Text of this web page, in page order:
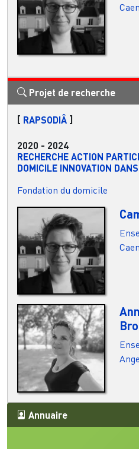
Caen
Projet de recherche
[ RAPSODIÂ ]
2020 - 2024
RECHERCHE ACTION
DOMICILE INNOVATION
Fondation du domicile
Caen
Annuaire